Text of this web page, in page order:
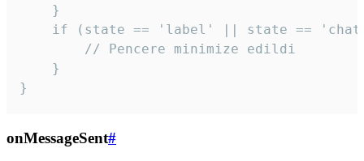
    }
if (state == 'label' || state ==
        // Pencere minimize edildi
    }
}
onMessageSent#